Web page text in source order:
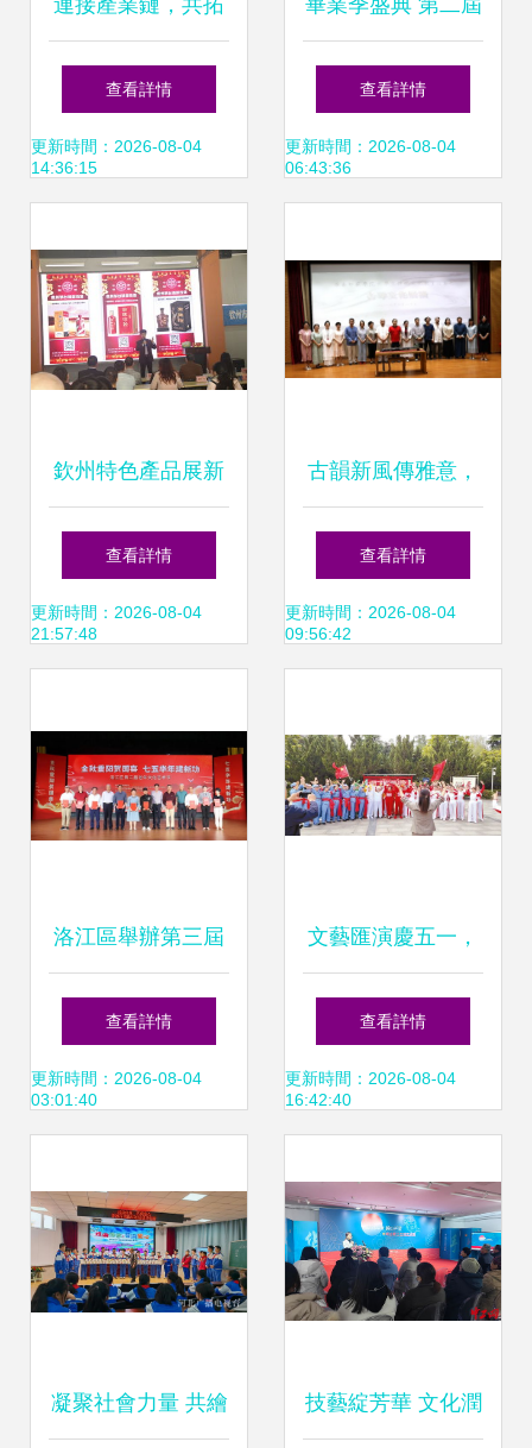
連接產業鏈，共拓
新藍海 首屆印尼國
際兩輪車零配件及
電動車供應鏈合作
交流會成功舉辦
查看詳情
更新時間：2026-08-04
14:36:15
畢業季盛典 第二屆
沈陽文化創意周圓
滿落幕 我院榮獲優
查看詳情
更新時間：2026-08-04
06:43:36
欽州特色產品展新
姿，全國農產品加
工產業發展聯盟交
查看詳情
更新時間：2026-08-04
21:57:48
古韻新風傳雅意，
淮南古琴專業委員
會成立并積極組織
查看詳情
更新時間：2026-08-04
09:56:42
洛江區舉辦第三屆
老年文化藝術節暨
重陽節祝壽慰問活
新平臺
查看詳情
更新時間：2026-08-04
03:01:40
文藝匯演慶五一，
文化交流促和諧
——記五一勞動節
查看詳情
更新時間：2026-08-04
16:42:40
凝聚社會力量 共繪 技藝綻芳華 文化潤